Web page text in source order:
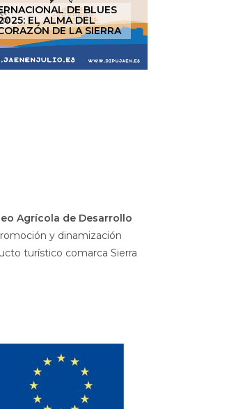
DE BLUES
EL ALMA DEL
DE LA SIERRA
Agrícola de Desarrollo
y dinamización
turístico comarca Sierra